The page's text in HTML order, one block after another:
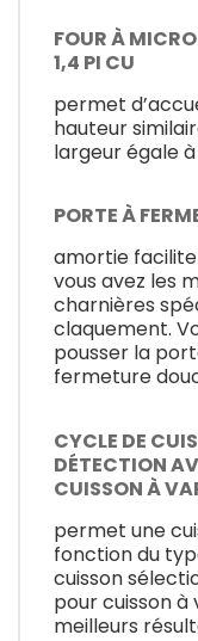
FOUR À
1,4 PI CU
permet
hauteur
largeur égale
PORTE À
amortie
vous avez les
charnières
claquement.
pousser la
fermeture
CYCLE DE
DÉTECTION
CUISSON À
permet une
fonction du
cuisson
pour cuisson
meilleurs